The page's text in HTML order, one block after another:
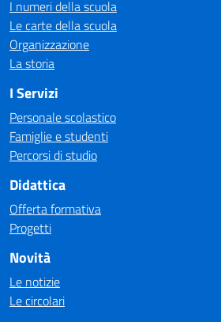
I numeri della scuola
Le carte della scuola
Organizzazione
La storia
I Servizi
Personale scolastico
Famiglie e studenti
Percorsi di studio
Didattica
Offerta formativa
Progetti
Novità
Le notizie
Le circolari